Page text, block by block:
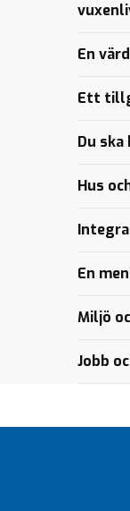
En
Ett
Du
Hus
En
Miljö
Jobb